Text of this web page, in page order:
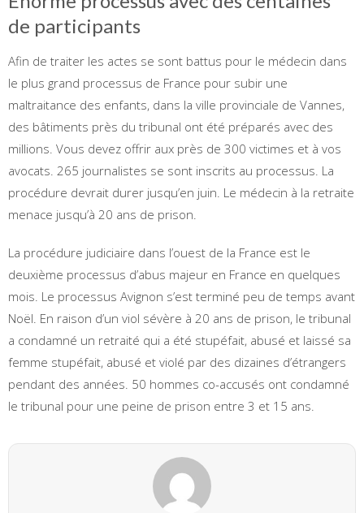
de participants
Afin de traiter les actes se sont battus pour le médecin dans
le plus grand processus de France pour subir une
maltraitance des enfants, dans la ville provinciale de Vannes,
des bâtiments près du tribunal ont été préparés avec des
millions. Vous devez offrir aux près de 300 victimes et à vos
avocats. 265 journalistes se sont inscrits au processus. La
procédure devrait durer jusqu’en juin. Le médecin à la retraite
menace jusqu’à 20 ans de prison.
La procédure judiciaire dans l’ouest de la France est le
deuxième processus d’abus majeur en France en quelques
mois. Le processus Avignon s’est terminé peu de temps avant
Noël. En raison d’un viol sévère à 20 ans de prison, le tribunal
a condamné un retraité qui a été stupéfait, abusé et laissé sa
femme stupéfait, abusé et violé par des dizaines d’étrangers
pendant des années. 50 hommes co-accusés ont condamné
le tribunal pour une peine de prison entre 3 et 15 ans.